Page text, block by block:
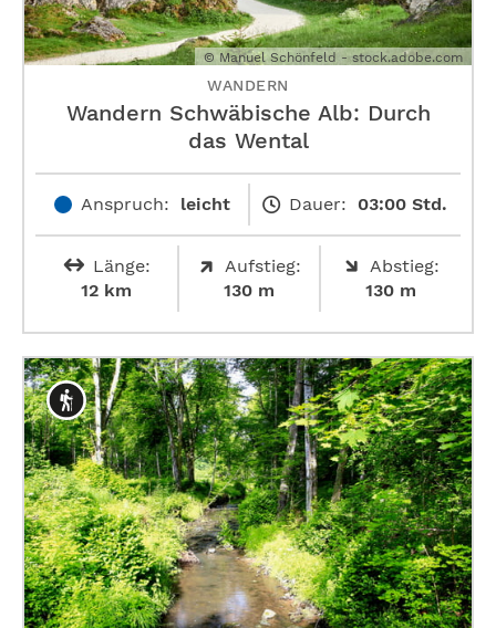
© Manuel Schönfeld - stock.adobe.com
WANDERN
Wandern Schwäbische Alb: Durch
das Wental
Anspruch: leicht Dauer: 03:00 Std.
Länge:
12 km
Aufstieg:
130 m
Abstieg:
130 m